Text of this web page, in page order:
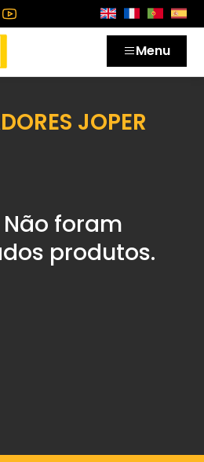
Menu
JOPER
foram
produtos.